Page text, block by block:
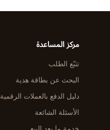
مركز المساعدة
تتبّع الطلب
البحث عن بطاقة هدية
دليل الدفع بالعملات الرقمية
الأسئلة الشائعة